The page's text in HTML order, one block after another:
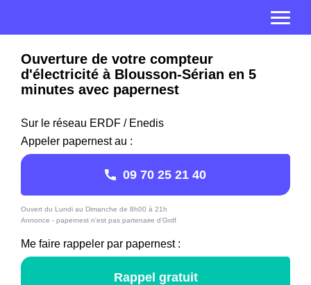
Ouverture de votre compteur
d'électricité à Blousson-Sérian en 5
minutes avec papernest
Sur le réseau ERDF / Enedis
Appeler papernest au :
09 70 25 21 40
Ouvert du Lundi au Dimanche de 8h00 à 21h
Annonce - papernest n'est pas partenaire d'Grdf
Me faire rappeler par papernest :
Rappel gratuit